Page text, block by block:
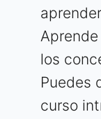
los
Puedes
curso